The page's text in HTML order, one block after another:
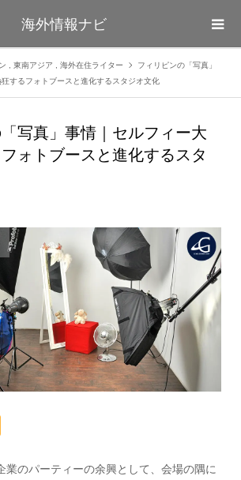
海外情報ナビ
東南アジア 海外在住ライター
フィリピンの「写真」
するフォトブースと進化するスタジオ文化
写真」事情｜セルフィー大
ォトブースと進化するスタ
業のパーティーの余興として、会場の隅に